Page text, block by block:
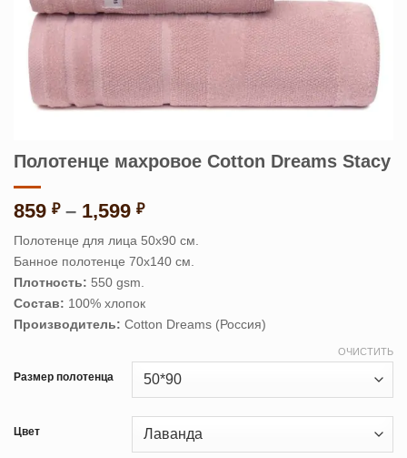
Полотенце махровое Cotton Dreams Stacy
859 ₽ – 1,599 ₽Диапазон
859 ₽
–
Полотенце для лица 50х90 см.
Банное полотенце 70х140 см.
Плотность: 550 gsm.
Состав: 100% хлопок
Производитель: Cotton Dreams (Россия)
Размер полотенца
Цвет
ОЧИСТИТЬ